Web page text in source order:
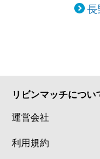
リビンマッチについ
運営会社
利用規約